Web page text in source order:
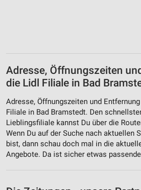
Adresse, Öffnungszeiten
die Lidl Filiale in Bad
Adresse, Öffnungszeiten und
Filiale in Bad Bramstedt. Den
Lieblingsfiliale kannst Du über die
Wenn Du auf der Suche nach aktuellen
bist, dann schau doch mal in die
Angebote. Da ist sicher etwas